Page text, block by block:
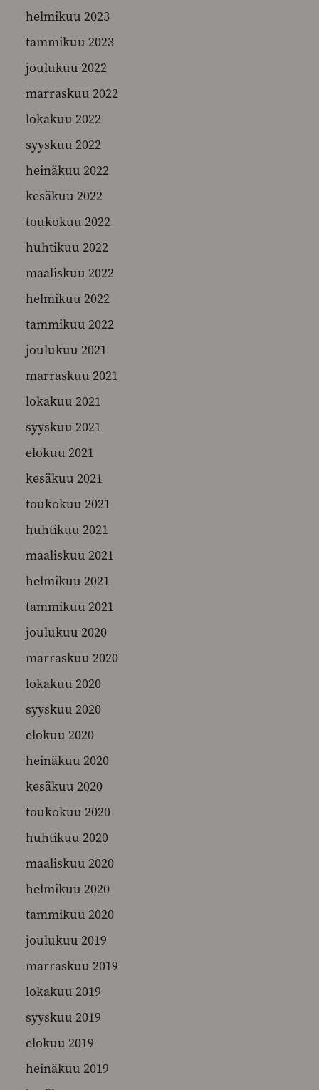
helmikuu 2023
tammikuu 2023
joulukuu 2022
marraskuu 2022
lokakuu 2022
syyskuu 2022
heinäkuu 2022
kesäkuu 2022
toukokuu 2022
huhtikuu 2022
maaliskuu 2022
helmikuu 2022
tammikuu 2022
joulukuu 2021
marraskuu 2021
lokakuu 2021
syyskuu 2021
elokuu 2021
kesäkuu 2021
toukokuu 2021
huhtikuu 2021
maaliskuu 2021
helmikuu 2021
tammikuu 2021
joulukuu 2020
marraskuu 2020
lokakuu 2020
syyskuu 2020
elokuu 2020
heinäkuu 2020
kesäkuu 2020
toukokuu 2020
huhtikuu 2020
maaliskuu 2020
helmikuu 2020
tammikuu 2020
joulukuu 2019
marraskuu 2019
lokakuu 2019
syyskuu 2019
elokuu 2019
heinäkuu 2019